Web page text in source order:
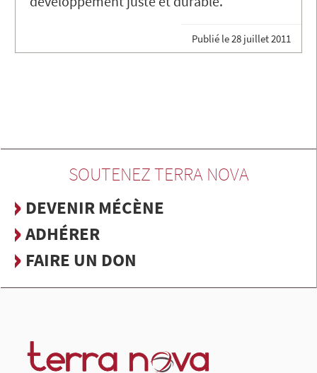
Publié le28 juillet 2011
SOUTENEZ TERRA NOVA
DEVENIR MÉCÈNE
ADHÉRER
FAIRE UN DON